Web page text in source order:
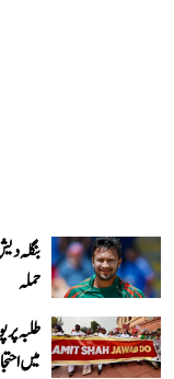
بنگلہ
حملہ
طلبہ پر
میں